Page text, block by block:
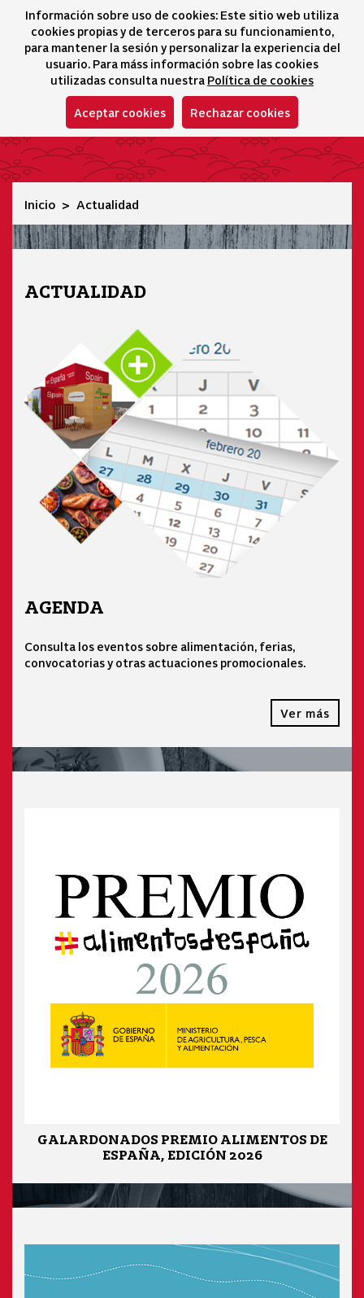
Información sobre uso de cookies: Este sitio web utiliza
cookies propias y de terceros para su funcionamiento,
para mantener la sesión y personalizar la experiencia del
usuario. Para máss información sobre las cookies
utilizadas consulta nuestra Política de cookies
Aceptar cookies Rechazar cookies
Selector idioma
icono
Actualidad
Inicio Actualidad
ACTUALIDAD
AGENDA
Consulta los eventos sobre alimentación, ferias,
convocatorias y otras actuaciones promocionales.
Ver más
GALARDONADOS PREMIO ALIMENTOS DE
ESPAÑA, EDICIÓN 2026